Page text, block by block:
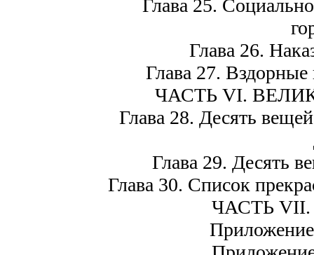
Глава 25.
Глава 26.
Глава 27. Вздорные
ЧАСТЬ VI.
Глава 28. Десять
Глава 29. Десять
Глава 30. Список
ЧАСТЬ